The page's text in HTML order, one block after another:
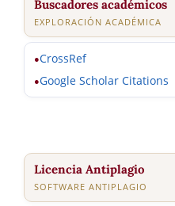
Buscadores académicos
EXPLORACIÓN ACADÉMICA
●CrossRef
●Google Scholar Citations
Licencia Antiplagio
SOFTWARE ANTIPLAGIO